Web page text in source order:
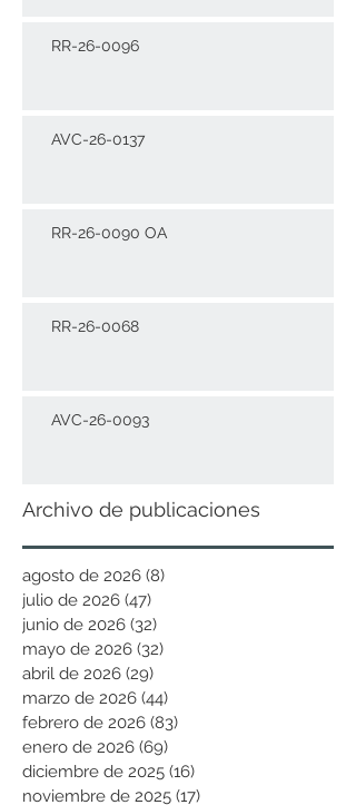
RR-26-0096
AVC-26-0137
RR-26-0090 OA
RR-26-0068
AVC-26-0093
Archivo de publicaciones
agosto de 2026 (8)
julio de 2026 (47)
junio de 2026 (32)
mayo de 2026 (32)
abril de 2026 (29)
marzo de 2026 (44)
febrero de 2026 (83)
enero de 2026 (69)
diciembre de 2025 (16)
noviembre de 2025 (17)